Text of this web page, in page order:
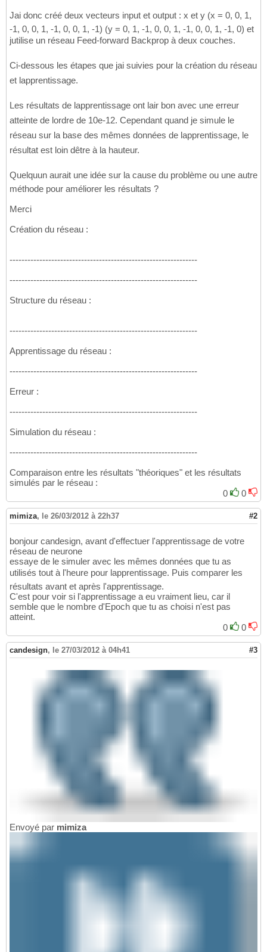
Jai donc créé deux vecteurs input et output : x et y (x = 0, 0, 1,
-1, 0, 0, 1, -1, 0, 0, 1, -1) (y = 0, 1, -1, 0, 0, 1, -1, 0, 0, 1, -1, 0) et
jutilise un réseau Feed-forward Backprop à deux couches.
Ci-dessous les étapes que jai suivies pour la création du réseau
et lapprentissage.
Les résultats de lapprentissage ont lair bon avec une erreur
atteinte de lordre de 10e-12. Cependant quand je simule le
réseau sur la base des mêmes données de lapprentissage, le
résultat est loin dêtre à la hauteur.
Quelquun aurait une idée sur la cause du problème ou une autre
méthode pour améliorer les résultats ?
Merci
Création du réseau :
---------------------------------------------------------------
---------------------------------------------------------------
Structure du réseau :
---------------------------------------------------------------
Apprentissage du réseau :
---------------------------------------------------------------
Erreur :
---------------------------------------------------------------
Simulation du réseau :
---------------------------------------------------------------
Comparaison entre les résultats "théoriques" et les résultats
simulés par le réseau :
0
0
mimiza, le 26/03/2012 à 22h37 #2
bonjour candesign, avant d'effectuer l'apprentissage de votre
réseau de neurone
essaye de le simuler avec les mêmes données que tu as
utilisés tout à l'heure pour lapprentissage. Puis comparer les
résultats avant et après l'apprentissage.
C'est pour voir si l'apprentissage a eu vraiment lieu, car il
semble que le nombre d'Epoch que tu as choisi n'est pas
atteint.
0
0
candesign, le 27/03/2012 à 04h41 #3
Envoyé par mimiza